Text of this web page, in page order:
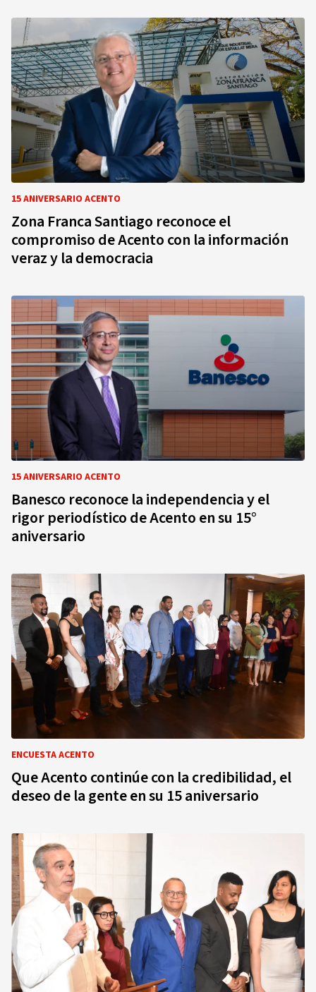
15 ANIVERSARIO ACENTO
Zona Franca Santiago reconoce el
compromiso de Acento con la información
veraz y la democracia
15 ANIVERSARIO ACENTO
Banesco reconoce la independencia y el
rigor periodístico de Acento en su 15°
aniversario
ENCUESTA ACENTO
Que Acento continúe con la credibilidad, el
deseo de la gente en su 15 aniversario